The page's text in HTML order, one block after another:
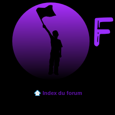
Index du forum